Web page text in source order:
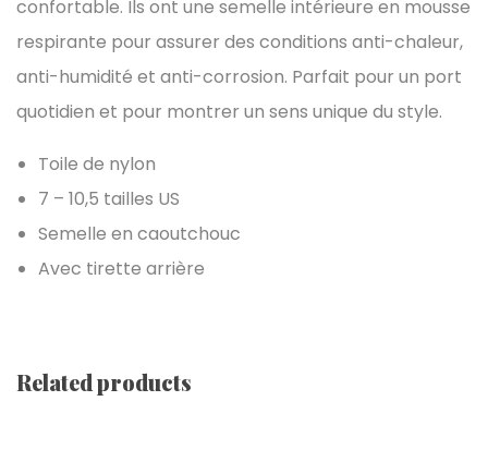
confortable. Ils ont une semelle intérieure en mousse
respirante pour assurer des conditions anti-chaleur,
anti-humidité et anti-corrosion. Parfait pour un port
quotidien et pour montrer un sens unique du style.
Toile de nylon
7 – 10,5 tailles US
Semelle en caoutchouc
Avec tirette arrière
Related products